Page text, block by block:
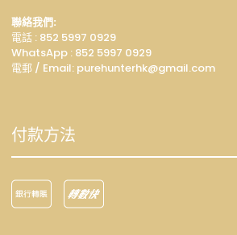
聯絡我們:
電話 : 852 5997 0929
WhatsApp : 852 5997 0929
電郵 / Email: purehunterhk@gmail.com
付款方法